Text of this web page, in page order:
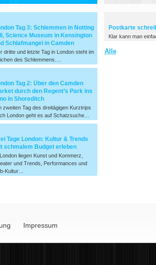
Tag 3: Schlemmen in Notting
Science Museum in Kensington
Schlafmangel in Camden
dritte und letzte Tag in London steht im
des Schlemmens.…
Tag 2: Über den Camden
durch den Regent’s Park ins
in Shoreditch
zweiten Tag des dreitägigen Kurztrips
London geht es auf Schatzsuche…
Tage London: Kultur & Trends
schmalem Budget erleben
liegen Kunst und Kommerz,
und Trends, Performances und
Kultur…
Postkarte
Klar kann man
Alle
Impressum